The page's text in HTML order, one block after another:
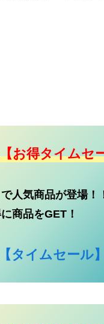
お得タイムセ
人気商品が登場！
商品をGET！
タイムセール